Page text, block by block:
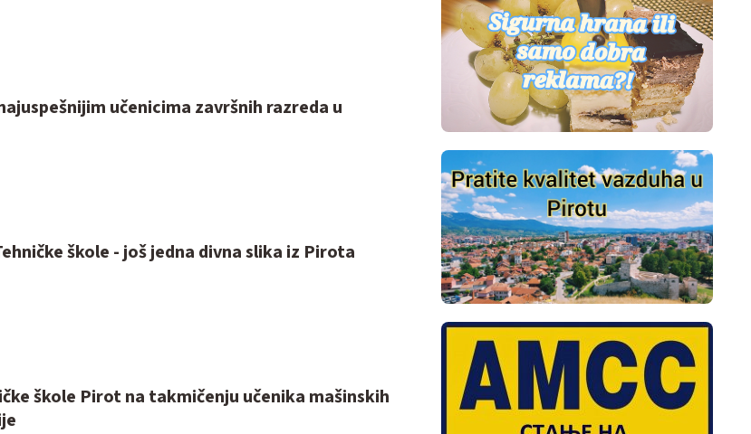
učenicima završnih razreda u
škole - još jedna divna slika iz Pirota
škole Pirot na takmičenju učenika mašinskih